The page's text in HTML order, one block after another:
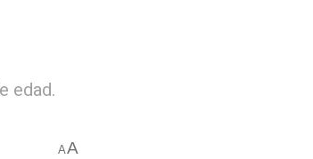
edad.
AA